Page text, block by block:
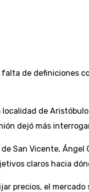
de definiciones
de
dejó más
San Vicente,
claros hacia
precios, el